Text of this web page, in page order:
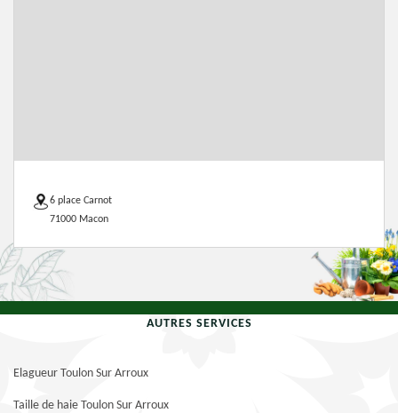
6 place Carnot
71000 Macon
AUTRES SERVICES
Elagueur Toulon Sur Arroux
Taille de haie Toulon Sur Arroux